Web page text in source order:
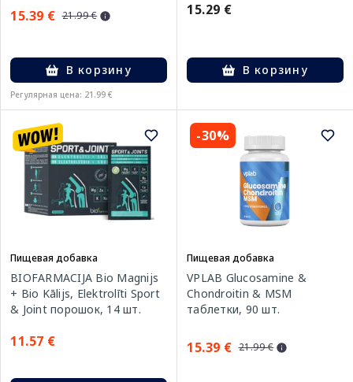
15.39 € 21.99 €
В корзину
Регулярная цена: 21.99 €
15.29 €
В корзину
Пищевая добавка
BIOFARMACIJA Bio Magnijs
+ Bio Kālijs, Elektrolīti Sport
& Joint порошок, 14 шт.
11.57 €
-30%
Пищевая добавка
VPLAB Glucosamine &
Chondroitin & MSM
таблетки, 90 шт.
15.39 € 21.99 €